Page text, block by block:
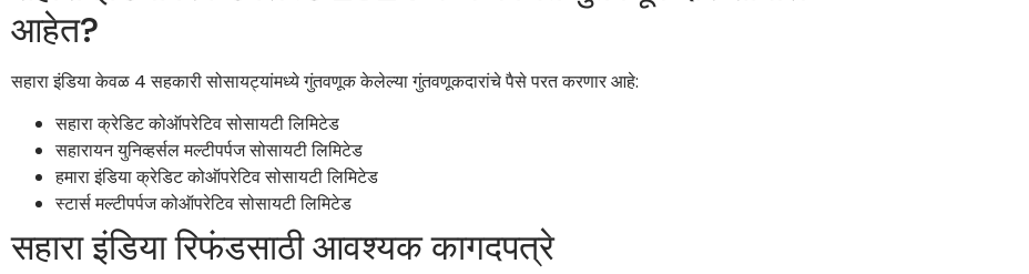
आहेत?
सहारा इंडिया केवळ 4 सहकारी सोसायट्यांमध्ये गुंतवणूक केलेल्या गुंतवणूकदारांचे पैसे परत करणार आहे:
सहारा क्रेडिट कोऑपरेटिव सोसायटी लिमिटेड
सहारायन युनिव्हर्सल मल्टीपर्पज सोसायटी लिमिटेड
हमारा इंडिया क्रेडिट कोऑपरेटिव सोसायटी लिमिटेड
स्टार्स मल्टीपर्पज कोऑपरेटिव सोसायटी लिमिटेड
सहारा इंडिया रिफंडसाठी आवश्यक कागदपत्रे